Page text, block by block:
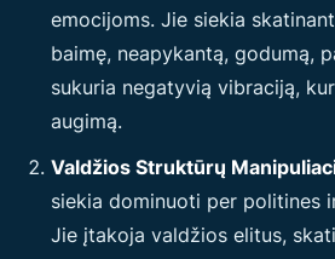
emocijoms. Jie siekia
baimę, neapykantą, godumą,
sukuria negatyvią vibraciją,
augimą.
Valdžios Struktūrų
siekia dominuoti per politines
Jie įtakoja valdžios elitus,